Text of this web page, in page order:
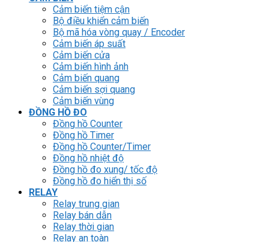
Cảm biến tiệm cận
Bộ điều khiển cảm biến
Bộ mã hóa vòng quay / Encoder
Cảm biến áp suất
Cảm biến cửa
Cảm biến hình ảnh
Cảm biến quang
Cảm biến sợi quang
Cảm biến vùng
ĐỒNG HỒ ĐO
Đồng hồ Counter
Đồng hồ Timer
Đồng hồ Counter/Timer
Đồng hồ nhiệt độ
Đồng hồ đo xung/ tốc độ
Đồng hồ đo hiển thị số
RELAY
Relay trung gian
Relay bán dẫn
Relay thời gian
Relay an toàn